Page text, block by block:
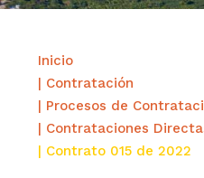
Inicio
| Contratación
| Procesos de
| Contrataciones
| Contrato 015 de 2022